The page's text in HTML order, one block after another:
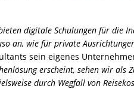
digitale Schulungen für die
an, wie für private
sein eigenes
erscheint, sehen wir als
durch Wegfall von